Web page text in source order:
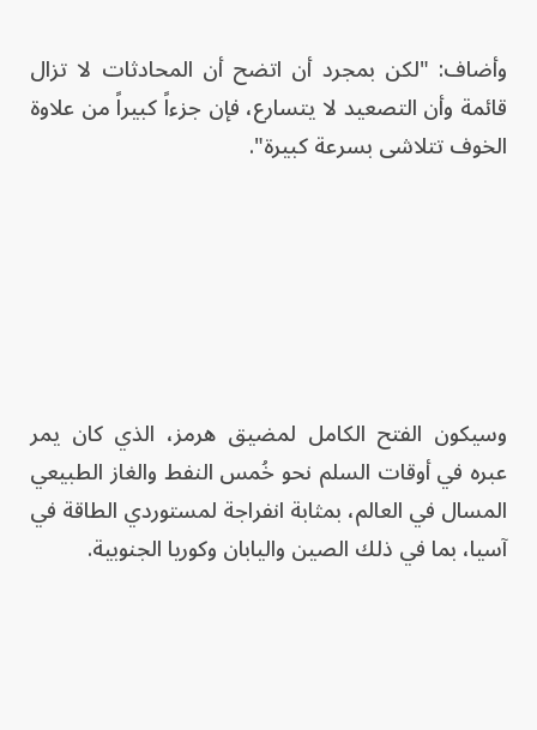
وأضاف: "لكن بمجرد أن اتضح أن المحادثات لا تزال
قائمة وأن التصعيد لا يتسارع، فإن جزءاً كبيراً من علاوة
الخوف تتلاشى بسرعة كبيرة".
وسيكون الفتح الكامل لمضيق هرمز، الذي كان يمر
عبره في أوقات السلم نحو خُمس النفط والغاز الطبيعي
المسال في العالم، بمثابة انفراجة لمستوردي الطاقة في
آسيا، بما في ذلك الصين واليابان وكوريا الجنوبية.